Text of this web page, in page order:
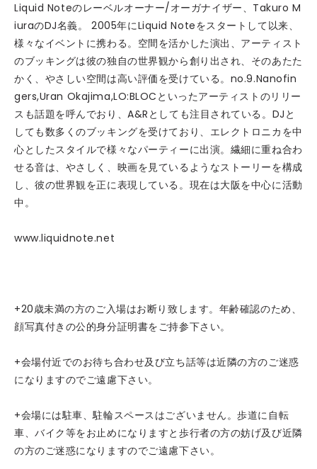
Liquid Noteのレーベルオーナー/オーガナイザー、Takuro M
iuraのDJ名義。 2005年にLiquid Noteをスタートして以来、
様々なイベントに携わる。空間を活かした演出、アーティスト
のブッキングは彼の独自の世界観から創り出され、そのあたた
かく、やさしい空間は高い評価を受けている。no.9.Nanofin
gers,Uran Okajima,LO:BLOCといったアーティストのリリー
スも話題を呼んでおり、A&Rとしても注目されている。DJと
しても数多くのブッキングを受けており、エレクトロニカを中
心としたスタイルで様々なパーティーに出演。繊細に重ね合わ
せる音は、やさしく、映画を見ているようなストーリーを構成
し、彼の世界観を正に表現している。現在は大阪を中心に活動
中。
www.liquidnote.net
+20歳未満の方のご入場はお断り致します。年齢確認のため、
顔写真付きの公的身分証明書をご持参下さい。
+会場付近でのお待ち合わせ及び立ち話等は近隣の方のご迷惑
になりますのでご遠慮下さい。
+会場には駐車、駐輪スペースはございません。歩道に自転
車、バイク等をお止めになりますと歩行者の方の妨げ及び近隣
の方のご迷惑になりますのでご遠慮下さい。